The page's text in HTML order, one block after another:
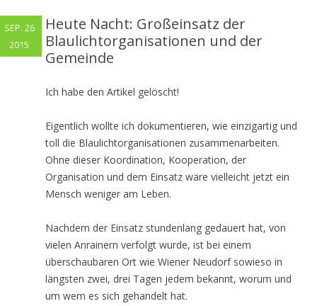
Heute Nacht: Großeinsatz der
Blaulichtorganisationen und der
Gemeinde
Ich habe den Artikel gelöscht!
Eigentlich wollte ich dokumentieren, wie einzigartig und
toll die Blaulichtorganisationen zusammenarbeiten.
Ohne dieser Koordination, Kooperation, der
Organisation und dem Einsatz wäre vielleicht jetzt ein
Mensch weniger am Leben.
Nachdem der Einsatz stundenlang gedauert hat, von
vielen Anrainern verfolgt wurde, ist bei einem
überschaubaren Ort wie Wiener Neudorf sowieso in
längsten zwei, drei Tagen jedem bekannt, worum und
um wem es sich gehandelt hat.
SEP. 26
2015